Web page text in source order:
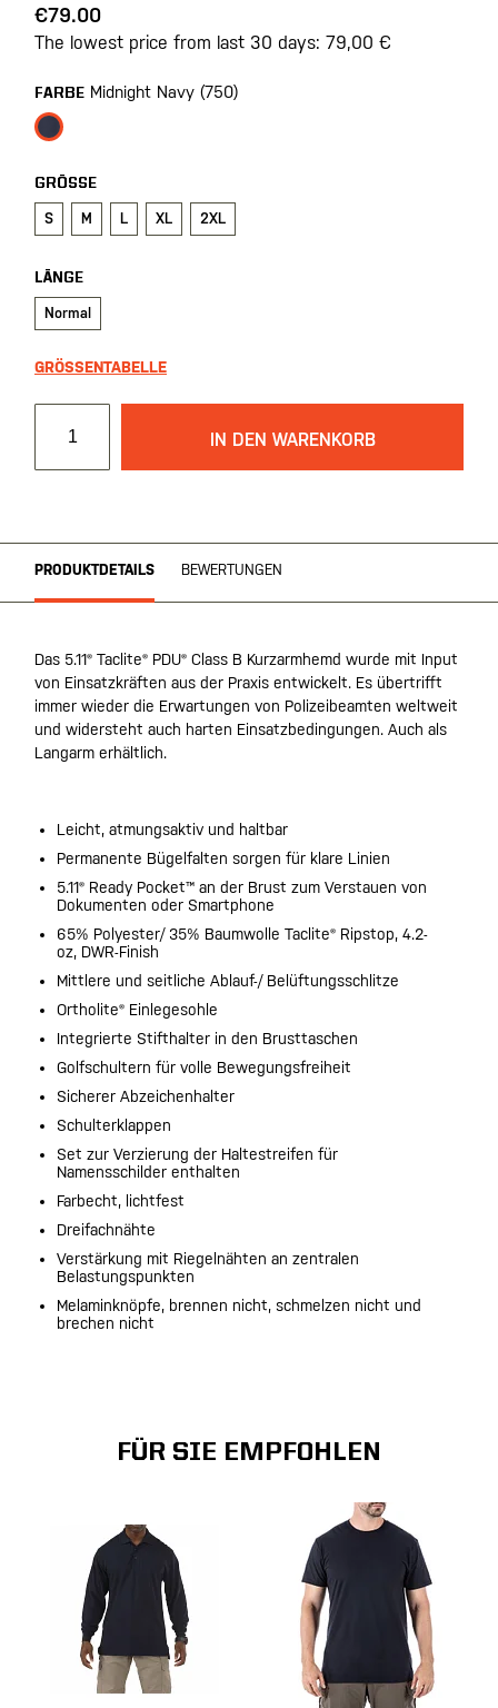
der
Bildgalerie
€79.00
The lowest price from last 30 days: 79,00 €
FARBE Midnight Navy (750)
GRÖSSE
S M L XL 2XL
LÄNGE
Normal
GRÖSSENTABELLE
IN DEN WARENKORB
PRODUKTDETAILS BEWERTUNGEN
Das 5.11® Taclite® PDU® Class B Kurzarmhemd wurde mit Input
von Einsatzkräften aus der Praxis entwickelt. Es übertrifft
immer wieder die Erwartungen von Polizeibeamten weltweit
und widersteht auch harten Einsatzbedingungen. Auch als
Langarm erhältlich.
Leicht, atmungsaktiv und haltbar
Permanente Bügelfalten sorgen für klare Linien
5.11® Ready Pocket™ an der Brust zum Verstauen von
Dokumenten oder Smartphone
65% Polyester/ 35% Baumwolle Taclite® Ripstop, 4.2-
oz, DWR-Finish
Mittlere und seitliche Ablauf-/ Belüftungsschlitze
Ortholite® Einlegesohle
Integrierte Stifthalter in den Brusttaschen
Golfschultern für volle Bewegungsfreiheit
Sicherer Abzeichenhalter
Schulterklappen
Set zur Verzierung der Haltestreifen für
Namensschilder enthalten
Farbecht, lichtfest
Dreifachnähte
Verstärkung mit Riegelnähten an zentralen
Belastungspunkten
Melaminknöpfe, brennen nicht, schmelzen nicht und
brechen nicht
FÜR SIE EMPFOHLEN